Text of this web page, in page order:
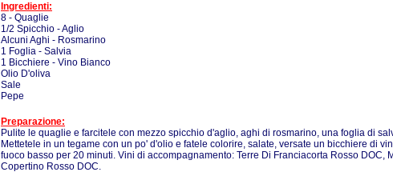
Ingredienti:
8 - Quaglie
1/2 Spicchio - Aglio
Alcuni Aghi - Rosmarino
1 Foglia - Salvia
1 Bicchiere - Vino Bianco
Olio D'oliva
Sale
Pepe
Preparazione:
Pulite le quaglie e farcitele con mezzo spicchio d'aglio, aghi di rosmarino, una foglia di
Mettetele in un tegame con un po' d'olio e fatele colorire, salate, versate un bicchiere di
fuoco basso per 20 minuti. Vini di accompagnamento: Terre Di Franciacorta Rosso DOC,
Copertino Rosso DOC.